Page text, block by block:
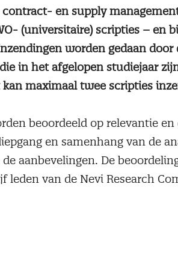
en supply
(universitaire) scripties – en
worden gedaan door
in het afgelopen studiejaar
maximaal twee scripties
beoordeeld op relevantie
en samenhang van de
aanbevelingen. De
leden van de Nevi Research